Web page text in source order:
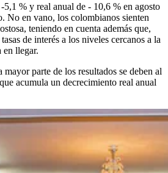
% y real anual de - 10,6 % en agosto
No en vano, los colombianos sienten
teniendo en cuenta además que,
de interés a los niveles cercanos a la
en llegar.
parte de los resultados se deben al
acumula un decrecimiento real anual